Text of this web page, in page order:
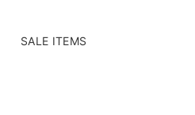
SALE ITEMS